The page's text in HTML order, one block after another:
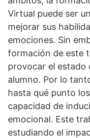
Virtual puede ser
mejorar sus
emociones. Sin
formación de este
provocar el estado
alumno. Por lo
hasta qué punto
capacidad de
emocional. Este
estudiando el